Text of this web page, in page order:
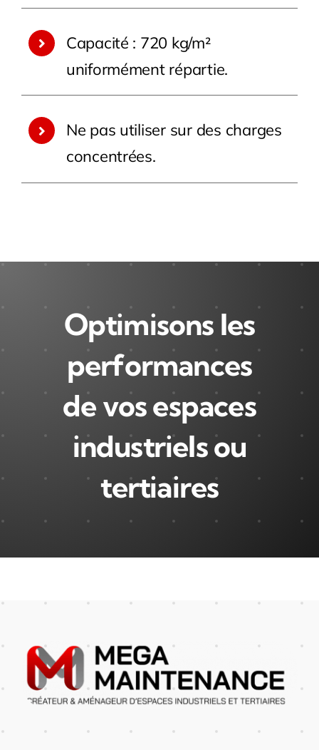
Capacité : 720 kg/m²
uniformément répartie.
Ne pas utiliser sur des charges
concentrées.
Optimisons les
performances
de vos espaces
industriels ou
tertiaires